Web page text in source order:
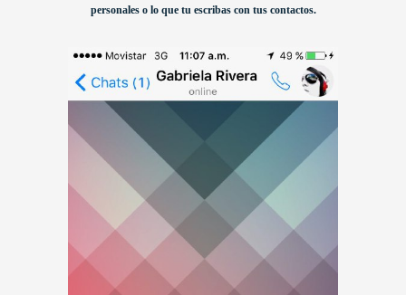
personales o lo que tu escribas con tus contactos.